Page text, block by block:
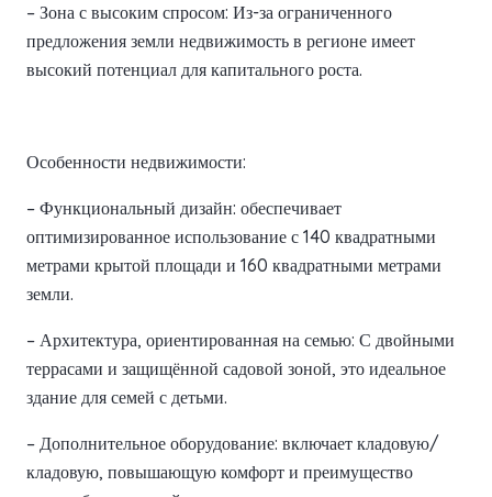
– Зона с высоким спросом: Из-за ограниченного
предложения земли недвижимость в регионе имеет
высокий потенциал для капитального роста.
Особенности недвижимости:
– Функциональный дизайн: обеспечивает
оптимизированное использование с 140 квадратными
метрами крытой площади и 160 квадратными метрами
земли.
– Архитектура, ориентированная на семью: С двойными
террасами и защищённой садовой зоной, это идеальное
здание для семей с детьми.
– Дополнительное оборудование: включает кладовую/
кладовую, повышающую комфорт и преимущество